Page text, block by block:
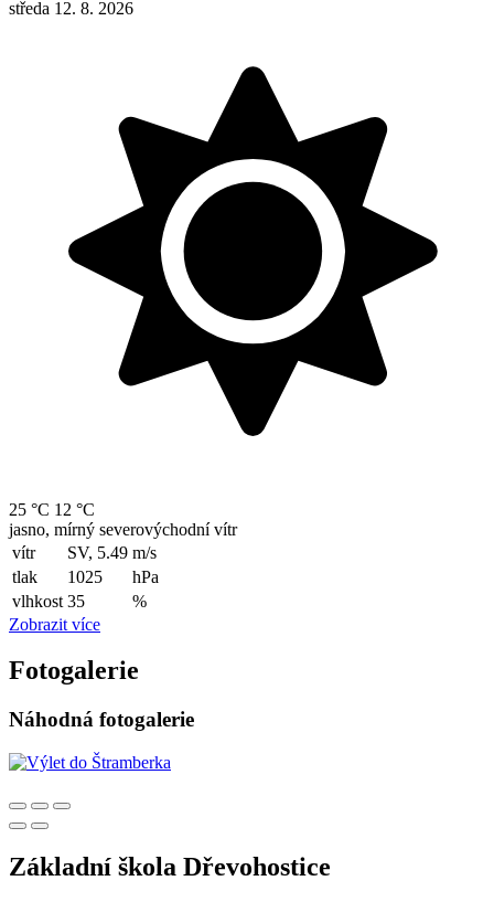
středa 12. 8. 2026
25 °C 12 °C
jasno, mírný severovýchodní vítr
vítr
SV, 5.49 m/s
tlak
1025
hPa
vlhkost 35
%
Zobrazit více
Fotogalerie
Náhodná fotogalerie
Základní škola Dřevohostice